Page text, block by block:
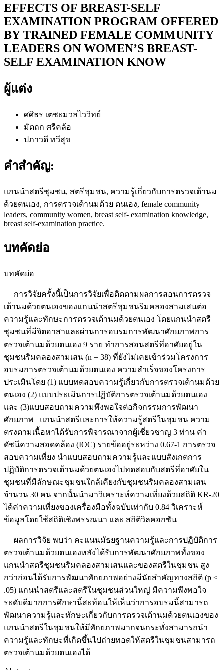
EFFECTS OF BREAST-SELF
EXAMINATION PROGRAM OFFERED
BY TRAINED FEMALE COMMUNITY
LEADERS ON WOMEN’S BREAST-
SELF EXAMINATION KNOW
ผู้แต่ง
ศศิธร เตชะมวลไววิทย์
มัตถก ศรีคล้อ
ปภาวดี ทวีสุข
คำสำคัญ:
แกนนำสตรีชุมชน, สตรีชุมชน, ความรู้เกี่ยวกับการตรวจเต้านม
ด้วยตนเอง, การตรวจเต้านมด้วย ตนเอง, female community
leaders, community women, breast self- examination knowledge,
breast self-examination practice.
บทคัดย่อ
บทคัดย่อ
การวิจัยครั้งนี้เป็นการวิจัยเพื่อติดตามผลการสอนการตรวจ
เต้านมด้วยตนเองของแกนนำสตรีชุมชนริมคลองสามเสนต่อ
ความรู้และทักษะการตรวจเต้านมด้วยตนเอง โดยแกนนำสตรี
ชุมชนที่มีจิตอาสาและผ่านการอบรมการพัฒนาศักยภาพการ
ตรวจเต้านมด้วยตนเอง 9 ราย ทำการสอนสตรีที่อาศัยอยู่ใน
ชุมชนริมคลองสามเสน (n = 38) ที่ยังไม่เคยเข้าร่วมโครงการ
อบรมการตรวจเต้านมด้วยตนเอง ความสำเร็จของโครงการ
ประเมินโดย (1) แบบทดสอบความรู้เกี่ยวกับการตรวจเต้านมด้วย
ตนเอง (2) แบบประเมินการปฏิบัติการตรวจเต้านมด้วยตนเอง
และ (3)แบบสอบถามความพึงพอใจต่อกิจกรรมการพัฒนา
ศักยภาพ แกนนำสตรีและการให้ความรู้สตรีในชุมชน ความ
ตรงตามเนื้อหาได้รับการพิจารณาจากผู้เชี่ยวชาญ 3 ท่าน ค่า
ดัชนีความสอดคล้อง (IOC) รายข้ออยู่ระหว่าง 0.67-1 การตรวจ
สอบความเที่ยง นำแบบสอบถามความรู้และแบบสังเกตการ
ปฏิบัติการตรวจเต้านมด้วยตนเองไปทดสอบกับสตรีที่อาศัยใน
ชุมชนที่มีลักษณะชุมชนใกล้เคียงกับชุมชนริมคลองสามเสน
จำนวน 30 คน จากนั้นนำมาวิเคราะห์ความเที่ยงด้วยสถิติ KR-20
ได้ค่าความเที่ยงของเครื่องมือทั้งฉบับเท่ากับ 0.84 วิเคราะห์
ข้อมูลโดยใช้สถิติเชิงพรรณนา และ สถิติวิลคอกซัน
ผลการวิจัย พบว่า คะแนนมัธยฐานความรู้และการปฏิบัติการ
ตรวจเต้านมด้วยตนเองหลังได้รับการพัฒนาศักยภาพทั้งของ
แกนนำสตรีชุมชนริมคลองสามเสนและของสตรีในชุมชน สูง
กว่าก่อนได้รับการพัฒนาศักยภาพอย่างมีนัยสำคัญทางสถิติ (p <
.05) แกนนำสตรีและสตรีในชุมชนส่วนใหญ่ มีความพึงพอใจ
ระดับดีมากการศึกษานี้สะท้อนให้เห็นว่าการอบรมนี้สามารถ
พัฒนาความรู้และทักษะเกี่ยวกับการตรวจเต้านมด้วยตนเองของ
แกนนำสตรีในชุมชนให้มีศักยภาพมากจนกระทั่งสามารถนำ
ความรู้และทักษะที่เกิดขึ้นไปถ่ายทอดให้สตรีในชุมชนสามารถ
ตรวจเต้านมด้วยตนเองได้